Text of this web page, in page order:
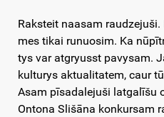
Raksteit naasam
mes tikai runuosim. Ka
tys var atgryusst pavysam.
kulturys aktualitatem, caur
Asam pīsadalejuši latgalīšu
Ontona Slišāna konkursam